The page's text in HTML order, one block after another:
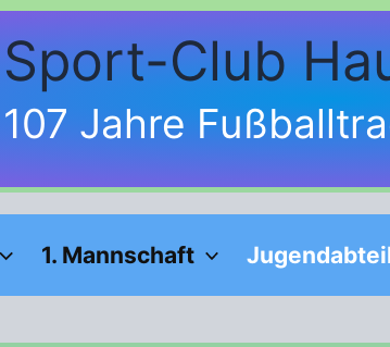
Sport-Club
107 Jahre
1. Mannschaft